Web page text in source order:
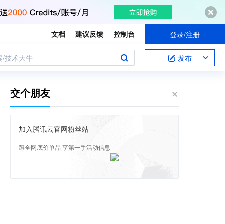
文档 建议反馈 控制台 登录/注册
/技术大牛 发布
交个朋友
加入腾讯云官网粉丝站
蹲全网底价单品 享第一手活动信息